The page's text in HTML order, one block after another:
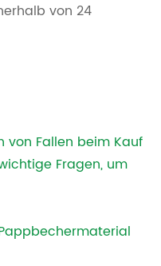
von 24
von Fallen beim Kauf
Fragen, um